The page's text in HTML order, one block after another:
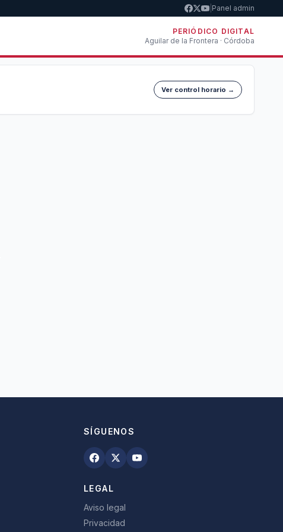
Panel admin
PERIÓDICO DIGITAL
Aguilar de la Frontera · Córdoba
Ver control horario →
SÍGUENOS
LEGAL
Aviso legal
Privacidad